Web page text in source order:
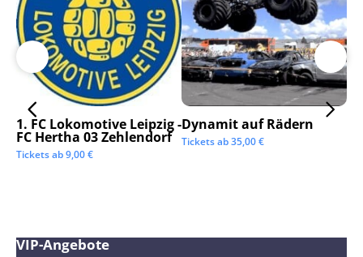
1. FC Lokomotive Leipzig -
FC Hertha 03 Zehlendorf
Tickets ab9,00€
Dynamit auf Rädern
Tickets ab35,00€
VIP-Angebote